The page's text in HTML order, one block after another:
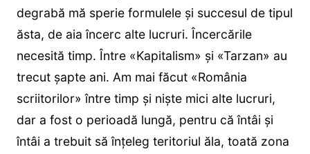
degrabă mă sperie formulele și succesul de tipul
ăsta, de aia încerc alte lucruri. Încercările
necesită timp. Între «Kapitalism» și «Tarzan» au
trecut șapte ani. Am mai făcut «România
scriitorilor» între timp și niște mici alte lucruri,
dar a fost o perioadă lungă, pentru că întâi și
întâi a trebuit să înțeleg teritoriul ăla, toată zona